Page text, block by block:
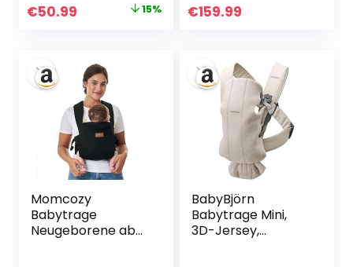
Ergonomische M-
Luftdurchlässig,
Khaki
Ursprünglicher
€59.99
€50.99 Aktueller
€50.99.
15% €159.99
Momcozy
Babytrage
Neugeborene ab
BabyBjörn
Babytrage Mini,
3D-Jersey,